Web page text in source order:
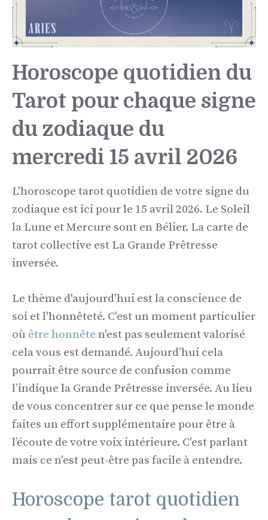
Horoscope quotidien du
Tarot pour chaque signe
du zodiaque du
mercredi 15 avril 2026
L'horoscope tarot quotidien de votre signe du
zodiaque est ici pour le 15 avril 2026. Le Soleil
la Lune et Mercure sont en Bélier. La carte de
tarot collective est La Grande Prêtresse
inversée.
Le thème d'aujourd'hui est la conscience de
soi et l'honnêteté. C'est un moment particulier
où être honnête n'est pas seulement valorisé
cela vous est demandé. Aujourd’hui cela
pourrait être source de confusion comme
l’indique la Grande Prêtresse inversée. Au lieu
de vous concentrer sur ce que pense le monde
faites un effort supplémentaire pour être à
l’écoute de votre voix intérieure. C'est parlant
mais ce n'est peut-être pas facile à entendre.
Horoscope tarot quotidien